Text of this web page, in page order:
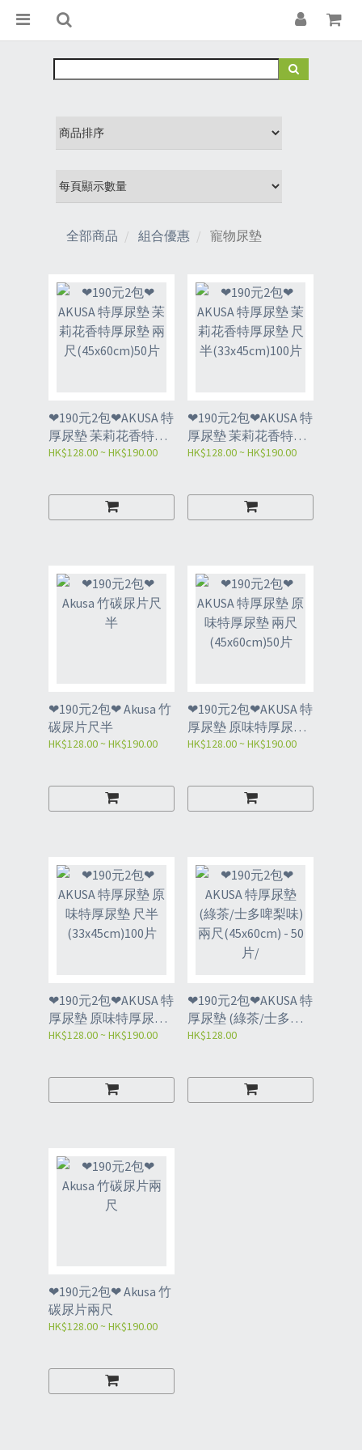
全部商品 組合優惠 寵物尿墊
❤190元2包❤AKUSA 特
厚尿墊 苿莉花香特厚
尿墊 兩尺(45x60cm)50
HK$128.00 ~ HK$190.00
❤190元2包❤AKUSA 特
厚尿墊 茉莉花香特厚
尿墊 尺半
HK$128.00 ~ HK$190.00
❤190元2包❤ Akusa 竹
碳尿片尺半
HK$128.00 ~ HK$190.00
❤190元2包❤AKUSA 特
厚尿墊 原味特厚尿墊
兩尺(45x60cm)50片
HK$128.00 ~ HK$190.00
❤190元2包❤AKUSA 特
厚尿墊 原味特厚尿墊
尺半(33x45cm)100片
HK$128.00 ~ HK$190.00
❤190元2包❤AKUSA 特
厚尿墊 (綠茶/士多啤
梨味) 兩尺(45x60cm) -
HK$128.00
❤190元2包❤ Akusa 竹
碳尿片兩尺
HK$128.00 ~ HK$190.00